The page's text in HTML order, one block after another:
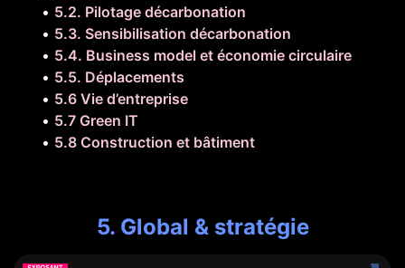
• 5.2. Pilotage décarbonation
• 5.3. Sensibilisation décarbonation
• 5.4. Business model et économie circulaire
• 5.5. Déplacements
• 5.6 Vie d’entreprise
• 5.7 Green IT
• 5.8 Construction et bâtiment
5. Global & stratégie